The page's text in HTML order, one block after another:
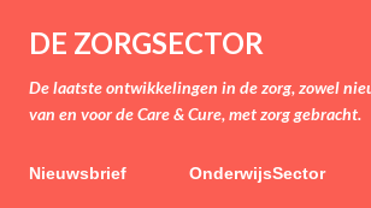
Doorgaan naar
DE ZORGSECTOR
De laatste ontwikkelingen in de zorg, zowel
van en voor de Care & Cure, met zorg gebracht.
Nieuwsbrief OnderwijsSector